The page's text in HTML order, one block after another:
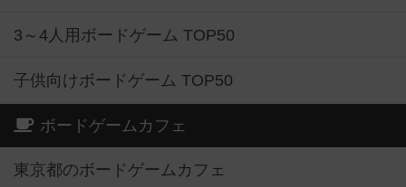
3～4人用ボードゲーム TOP50
子供向けボードゲーム TOP50
ボードゲームカフェ
東京都のボードゲームカフェ